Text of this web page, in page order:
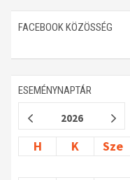
FACEBOOK KÖZÖSSÉG
ESEMÉNYNAPTÁR
2026
H K Sze